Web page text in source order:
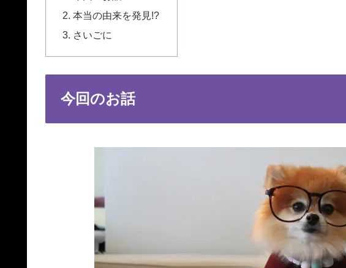
本当の由来を発見!?
さいごに
今回のお話